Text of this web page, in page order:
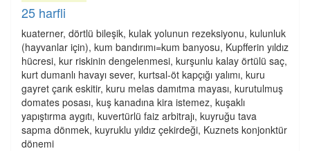
25 harfli
kuaterner, dörtlü bileşik, kulak yolunun rezeksiyonu, kulunluk
(hayvanlar için), kum bandırımı=kum banyosu, Kupfferin yıldız
hücresi, kur riskinin dengelenmesi, kurşunlu kalay örtülü saç,
kurt dumanlı havayı sever, kurtsal-öt kapçığı yalımı, kuru
gayret çarık eskitir, kuru melas damıtma mayası, kurutulmuş
domates posası, kuş kanadına kira istemez, kuşaklı
yapıştırma aygıtı, kuvertürlü faiz arbitrajı, kuyruğu tava
sapma dönmek, kuyruklu yıldız çekirdeği, Kuznets konjonktür
dönemi